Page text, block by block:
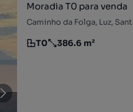
Moradia T0 para venda
Caminho da Folga, Luz,
Tipologia
T0
Preço por metro quadrado
386.6 m²